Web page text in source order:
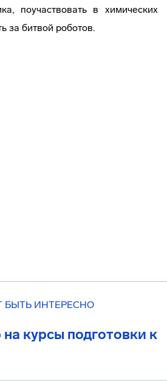
поучаствовать в химических
за битвой роботов.
ИНТЕРЕСНО
курсы подготовки к